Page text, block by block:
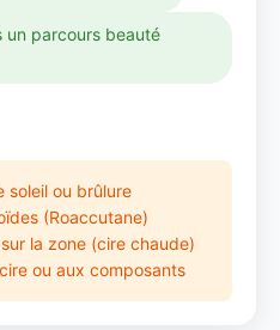
parcours beauté
ou brûlure
(Roaccutane)
la zone (cire chaude)
ou aux composants